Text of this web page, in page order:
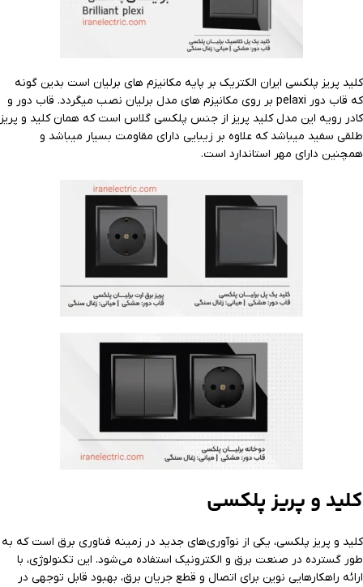
کلید پریز پلکسی ایران الکتریک بر پایه مکانیزم های برلیان است بدین گونه
که قاب دور pelaxi بر روی مکانیزم های مدل برلیان نصب میگردد. قاب دور و
کادر رویه این مدل کلید پریز از جنس پلکسی گلاس است که همان کلید و پریز
طلقی سفید میباشد که علاوه بر زیبایی دارای مقاومت بسیار میباشد و
همچنین دارای مهر استاندارد است.
کلید و پریز پلکسی
کلید و پریز پلکسی، یکی از نوآوری‌های جدید در زمینه فناوری برق است که به
طور گسترده در صنعت برق و الکترونیک استفاده می‌شود. این تکنولوژی، با
ارائه راهکارهایی نوین برای اتصال و قطع جریان برق، بهبود قابل توجهی در